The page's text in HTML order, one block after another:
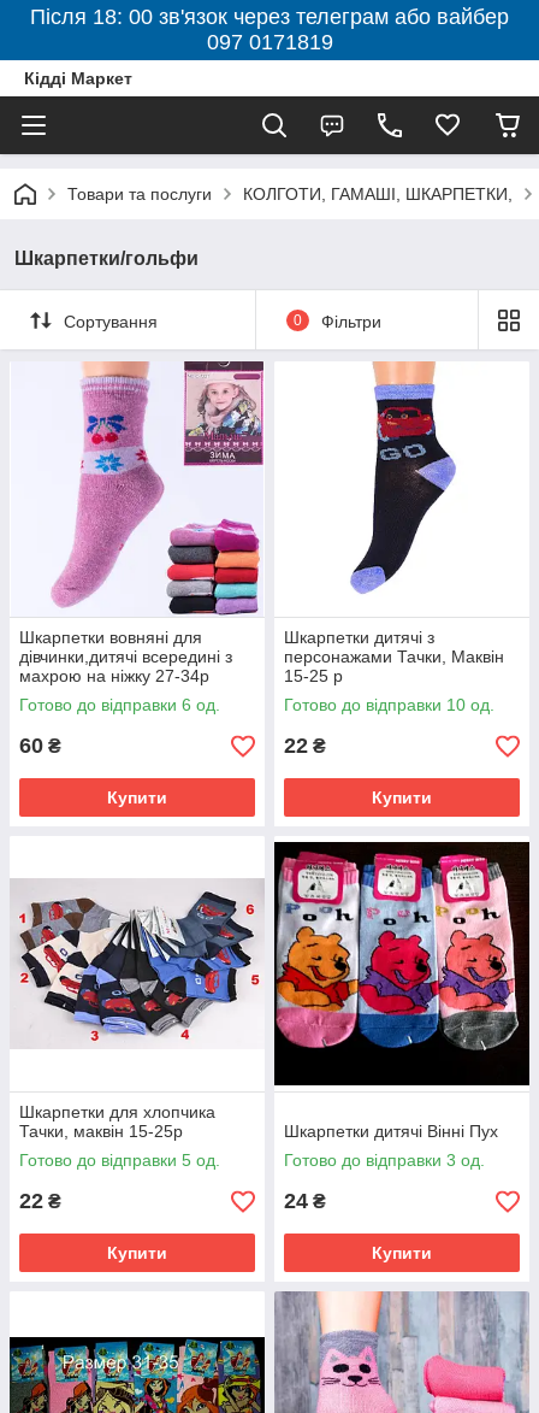
Після 18: 00 зв'язок через телеграм або вайбер
097 0171819
Кідді Маркет
Товари та послуги КОЛГОТИ, ГАМАШІ, ШКАРПЕТКИ,
Шкарпетки/гольфи
Сортування 0 Фільтри
Шкарпетки вовняні для
дівчинки,дитячі всередині з
махрою на ніжку 27-34р
Готово до відправки 6 од.
60 ₴
Купити
Шкарпетки дитячі з
персонажами Тачки, Маквін
15-25 р
Готово до відправки 10 од.
22 ₴
Купити
Шкарпетки для хлопчика
Тачки, маквін 15-25р
Готово до відправки 5 од.
22 ₴
Купити
Шкарпетки дитячі Вінні Пух
Готово до відправки 3 од.
24 ₴
Купити